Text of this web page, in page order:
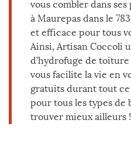
vous combler dans
à Maurepas dans le
et efficace pour tous
Ainsi, Artisan Coccoli
d’hydrofuge de toiture
vous facilite la vie en
gratuits durant tout
pour tous les types de
trouver mieux ailleurs